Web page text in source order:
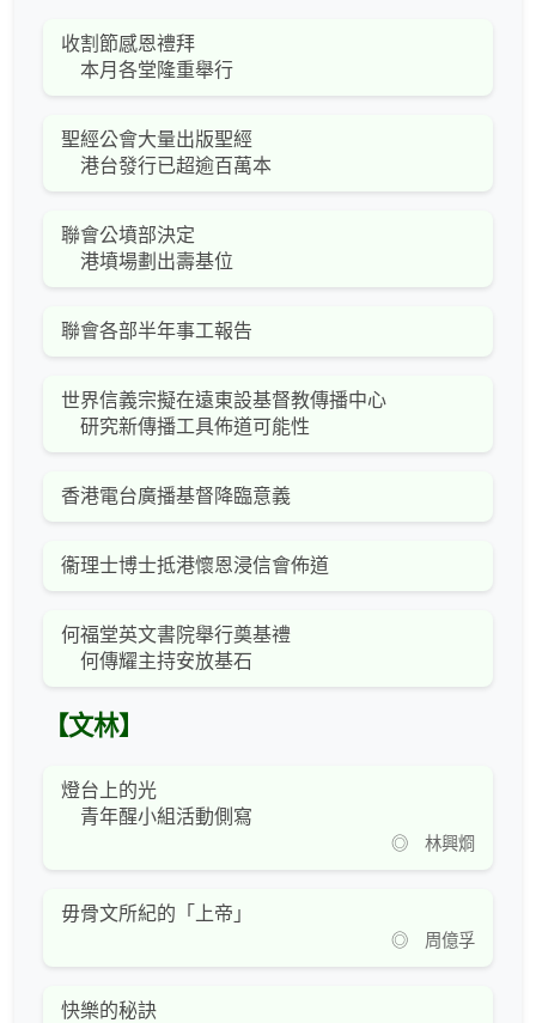
收割節感恩禮拜
本月各堂隆重舉行
聖經公會大量出版聖經
港台發行已超逾百萬本
聯會公墳部決定
港墳場劃出壽基位
聯會各部半年事工報告
世界信義宗擬在遠東設基督教傳播中心
研究新傳播工具佈道可能性
香港電台廣播基督降臨意義
衞理士博士抵港懷恩浸信會佈道
何福堂英文書院舉行奠基禮
何傳耀主持安放基石
【文林】
燈台上的光
青年醒小組活動側寫
◎ 林興烱
毋骨文所紀的「上帝」
◎ 周億孚
快樂的秘訣